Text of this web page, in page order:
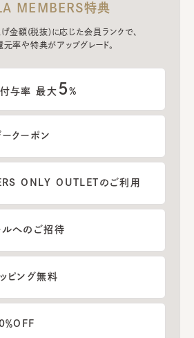
MEMBERS特典
金額(税抜)に応じた会員ランクで、
元率や特典がアップグレード。
付与率 最大 5%
クーポン
ONLY OUTLETのご利用
ルへのご招待
ピング無料
％OFF